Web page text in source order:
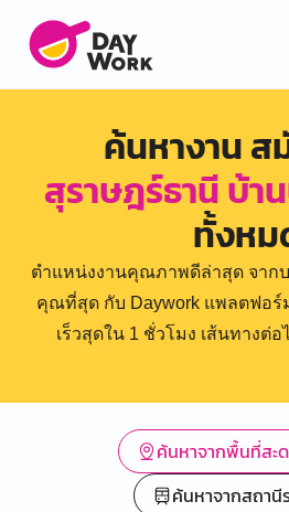
ค้นหางาน ส
สุราษฎร์ธานี บ้า
ทั้งห
ตำแหน่งงานคุณภาพดีล่าสุด จาก
คุณที่สุด กับ Daywork แพลตฟอ
เร็วสุดใน 1 ชั่วโมง เส้นทางต่
ค้นหาจากพื้นที่สะ
ค้นหาจากสถานี